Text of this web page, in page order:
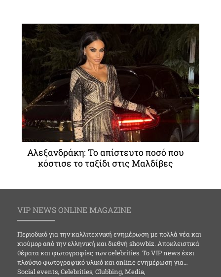
Αλεξανδράκη: Το απίστευτο ποσό που
κόστισε το ταξίδι στις Μαλδίβες
VIP NEWS ONLINE MAGAZINE
Περιοδικό για την καλλιτεχνική ενημέρωση με πολλά νέα και
χιούμορ από την ελληνική και διεθνή showbiz. Αποκλειστικά
θέματα και φωτογραφίες των celebrities. Το VIP news έχει
πλούσιο φωτογραφικό υλικό και online ενημέρωση για…
Social events, Celebrities, Clubbing, Media,